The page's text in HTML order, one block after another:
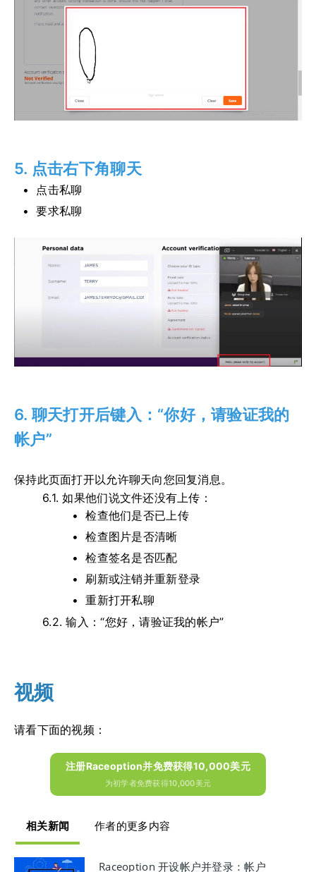
5. 点击右下角聊天
点击私聊
要求私聊
6. 聊天打开后键入：“你好，请验证我的
帐户”
保持此页面打开以允许聊天向您回复消息。
6.1.如果他们说文件还没有上传：
检查他们是否已上传
检查图片是否清晰
检查签名是否匹配
刷新或注销并重新登录
重新打开私聊
6.2.输入：“您好，请验证我的帐户”
视频
请看下面的视频：
注册Raceoption并免费获得10,000美元
为初学者免费获得10,000美元
相关新闻 作者的更多内容
Raceoption 开设帐户并登录：帐户